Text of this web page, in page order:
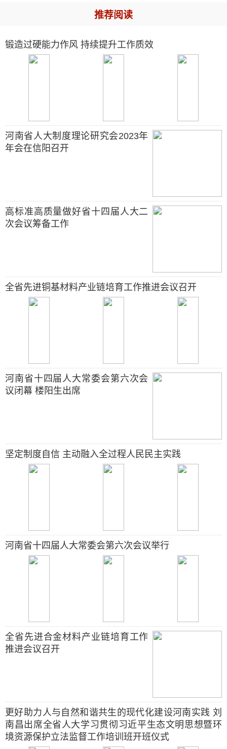
推荐阅读
锻造过硬能力作风 持续提升工作质效
河南省人大制度理论研究会2023年
年会在信阳召开
高标准高质量做好省十四届人大二
次会议筹备工作
全省先进铜基材料产业链培育工作推进会议召开
河南省十四届人大常委会第六次会
议闭幕 楼阳生出席
坚定制度自信 主动融入全过程人民民主实践
河南省十四届人大常委会第六次会议举行
全省先进合金材料产业链培育工作
推进会议召开
更好助力人与自然和谐共生的现代化建设河南实践 刘
南昌出席全省人大学习贯彻习近平生态文明思想暨环
境资源保护立法监督工作培训班开班仪式